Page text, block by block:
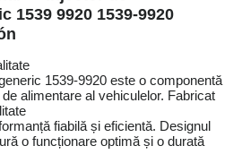
1539 9920 1539-9920
1539-9920 este o componentă
alimentare al vehiculelor. Fabricat
fiabilă și eficientă. Designul
o funcționare optimă și o durată